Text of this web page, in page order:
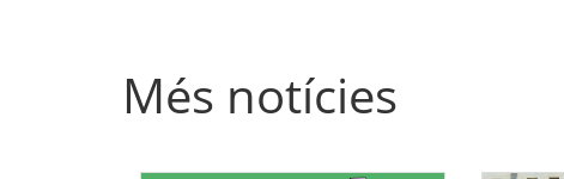
Més notícies